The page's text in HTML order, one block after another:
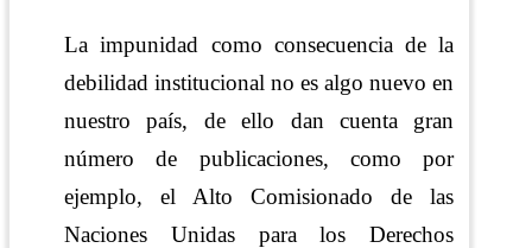
La impunidad como consecuencia de la
debilidad institucional no es algo nuevo en
nuestro país, de ello dan cuenta gran
número de publicaciones, como por
ejemplo, el Alto Comisionado de las
Naciones Unidas para los Derechos